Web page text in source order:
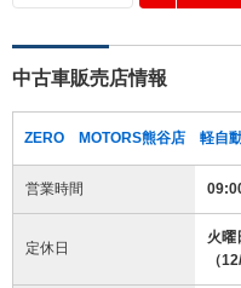
中古車販売店情報
ZERO MOTORS熊谷店 軽自
営業時間
定休日
火曜
（